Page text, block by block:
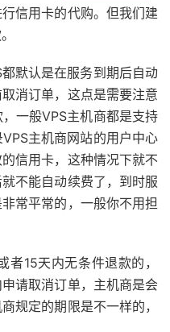
信用卡的代购。但我们建
默认是在服务到期后自动
消订单，这点是需要注意
一般VPS主机商都是支持
主机商网站的用户中心
信用卡，这种情况下就不
不能自动续费了，到时服
常平常的，一般你不用担
15天内无条件退款的，
请取消订单，主机商是会
规定的期限是不一样的，